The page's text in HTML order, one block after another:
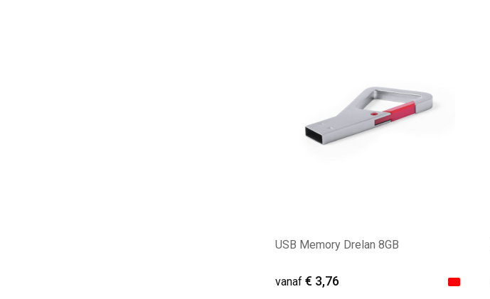
USB Memory Drelan 8GB
vanaf € 3,76